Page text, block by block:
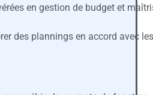
en gestion de budget et
des plannings en accord avec